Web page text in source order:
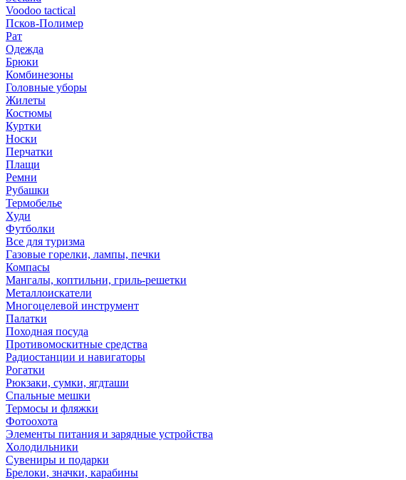
Voodoo tactical
Псков-Полимер
Рат
Одежда
Брюки
Комбинезоны
Головные уборы
Жилеты
Костюмы
Куртки
Носки
Перчатки
Плащи
Ремни
Рубашки
Термобелье
Худи
Футболки
Все для туризма
Газовые горелки, лампы, печки
Компасы
Мангалы, коптильни, гриль-решетки
Металлоискатели
Многоцелевой инструмент
Палатки
Походная посуда
Противомоскитные средства
Радиостанции и навигаторы
Рогатки
Рюкзаки, сумки, ягдташи
Спальные мешки
Термосы и фляжки
Фотоохота
Элементы питания и зарядные устройства
Холодильники
Сувениры и подарки
Брелоки, значки, карабины